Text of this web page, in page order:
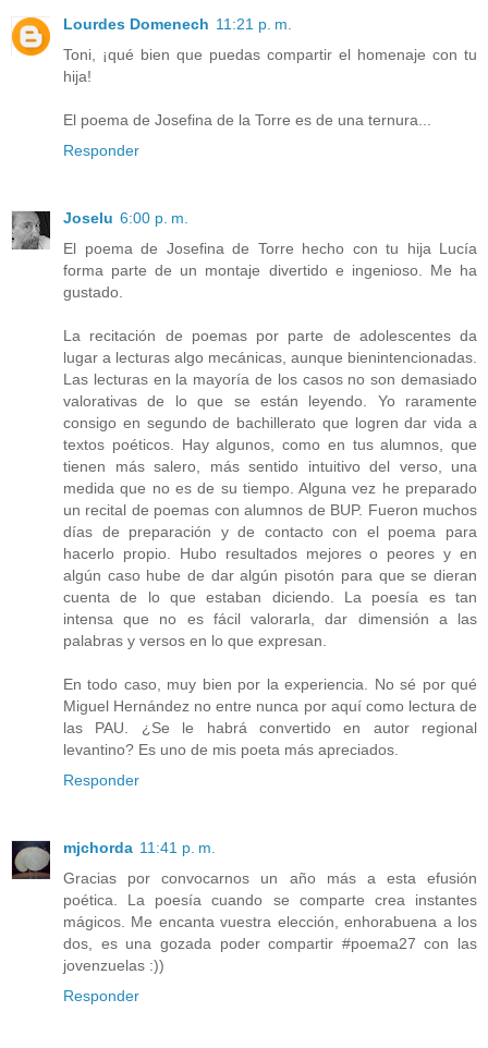
Lourdes Domenech 11:21 p. m.
Toni, ¡qué bien que puedas compartir el homenaje con tu
hija!
El poema de Josefina de la Torre es de una ternura...
Responder
Joselu 6:00 p. m.
El poema de Josefina de Torre hecho con tu hija Lucía
forma parte de un montaje divertido e ingenioso. Me ha
gustado.
La recitación de poemas por parte de adolescentes da
lugar a lecturas algo mecánicas, aunque bienintencionadas.
Las lecturas en la mayoría de los casos no son demasiado
valorativas de lo que se están leyendo. Yo raramente
consigo en segundo de bachillerato que logren dar vida a
textos poéticos. Hay algunos, como en tus alumnos, que
tienen más salero, más sentido intuitivo del verso, una
medida que no es de su tiempo. Alguna vez he preparado
un recital de poemas con alumnos de BUP. Fueron muchos
días de preparación y de contacto con el poema para
hacerlo propio. Hubo resultados mejores o peores y en
algún caso hube de dar algún pisotón para que se dieran
cuenta de lo que estaban diciendo. La poesía es tan
intensa que no es fácil valorarla, dar dimensión a las
palabras y versos en lo que expresan.
En todo caso, muy bien por la experiencia. No sé por qué
Miguel Hernández no entre nunca por aquí como lectura de
las PAU. ¿Se le habrá convertido en autor regional
levantino? Es uno de mis poeta más apreciados.
Responder
mjchorda 11:41 p. m.
Gracias por convocarnos un año más a esta efusión
poética. La poesía cuando se comparte crea instantes
mágicos. Me encanta vuestra elección, enhorabuena a los
dos, es una gozada poder compartir #poema27 con las
jovenzuelas :))
Responder